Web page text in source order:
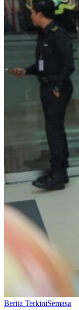
Berita TerkiniSemasa